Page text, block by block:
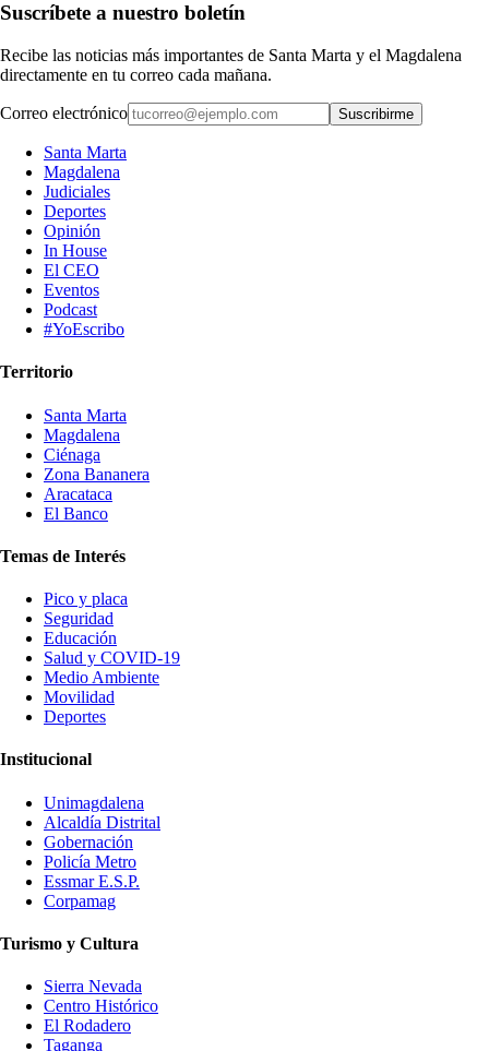
Suscríbete a nuestro boletín
Recibe las noticias más importantes de Santa Marta y el Magdalena
directamente en tu correo cada mañana.
Correo electrónico Suscribirme
Santa Marta
Magdalena
Judiciales
Deportes
Opinión
In House
El CEO
Eventos
Podcast
#YoEscribo
Territorio
Santa Marta
Magdalena
Ciénaga
Zona Bananera
Aracataca
El Banco
Temas de Interés
Pico y placa
Seguridad
Educación
Salud y COVID-19
Medio Ambiente
Movilidad
Deportes
Institucional
Unimagdalena
Alcaldía Distrital
Gobernación
Policía Metro
Essmar E.S.P.
Corpamag
Turismo y Cultura
Sierra Nevada
Centro Histórico
El Rodadero
Taganga